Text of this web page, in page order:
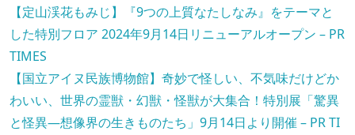
【定山渓花もみじ】『9つの上質なたしなみ』をテーマと
した特別フロア 2024年9月14日リニューアルオープン – PR
TIMES
【国立アイヌ民族博物館】奇妙で怪しい、不気味だけどか
わいい、世界の霊獣・幻獣・怪獣が大集合！特別展「驚異
と怪異―想像界の生きものたち」9月14日より開催 – PR TI